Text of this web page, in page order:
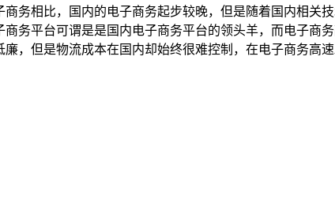
务相比，国内的电子商务起步较晚，但是随着国内相关
务平台可谓是是国内电子商务平台的领头羊，而电子商
，但是物流成本在国内却始终很难控制，在电子商务高